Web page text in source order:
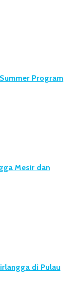
Program
Mesir dan
di Pulau